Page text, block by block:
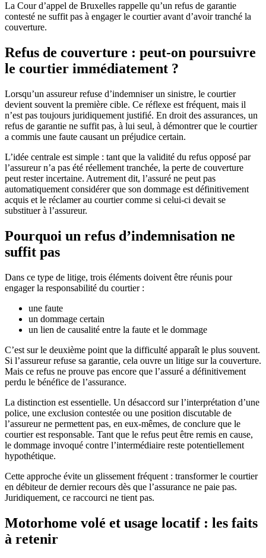
La Cour d’appel de Bruxelles rappelle qu’un refus de garantie
contesté ne suffit pas à engager le courtier avant d’avoir tranché la
couverture.
Refus de couverture : peut-on poursuivre
le courtier immédiatement ?
Lorsqu’un assureur refuse d’indemniser un sinistre, le courtier
devient souvent la première cible. Ce réflexe est fréquent, mais il
n’est pas toujours juridiquement justifié. En droit des assurances, un
refus de garantie ne suffit pas, à lui seul, à démontrer que le courtier
a commis une faute causant un préjudice certain.
L’idée centrale est simple : tant que la validité du refus opposé par
l’assureur n’a pas été réellement tranchée, la perte de couverture
peut rester incertaine. Autrement dit, l’assuré ne peut pas
automatiquement considérer que son dommage est définitivement
acquis et le réclamer au courtier comme si celui-ci devait se
substituer à l’assureur.
Pourquoi un refus d’indemnisation ne
suffit pas
Dans ce type de litige, trois éléments doivent être réunis pour
engager la responsabilité du courtier :
une faute
un dommage certain
un lien de causalité entre la faute et le dommage
C’est sur le deuxième point que la difficulté apparaît le plus souvent.
Si l’assureur refuse sa garantie, cela ouvre un litige sur la couverture.
Mais ce refus ne prouve pas encore que l’assuré a définitivement
perdu le bénéfice de l’assurance.
La distinction est essentielle. Un désaccord sur l’interprétation d’une
police, une exclusion contestée ou une position discutable de
l’assureur ne permettent pas, en eux-mêmes, de conclure que le
courtier est responsable. Tant que le refus peut être remis en cause,
le dommage invoqué contre l’intermédiaire reste potentiellement
hypothétique.
Cette approche évite un glissement fréquent : transformer le courtier
en débiteur de dernier recours dès que l’assurance ne paie pas.
Juridiquement, ce raccourci ne tient pas.
Motorhome volé et usage locatif : les faits
à retenir